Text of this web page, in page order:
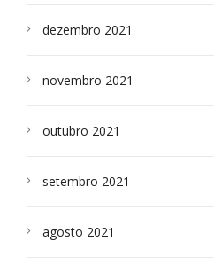
dezembro 2021
novembro 2021
outubro 2021
setembro 2021
agosto 2021